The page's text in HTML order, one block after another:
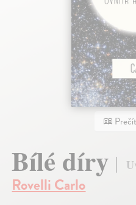
Bílé díry
Rovelli Carlo